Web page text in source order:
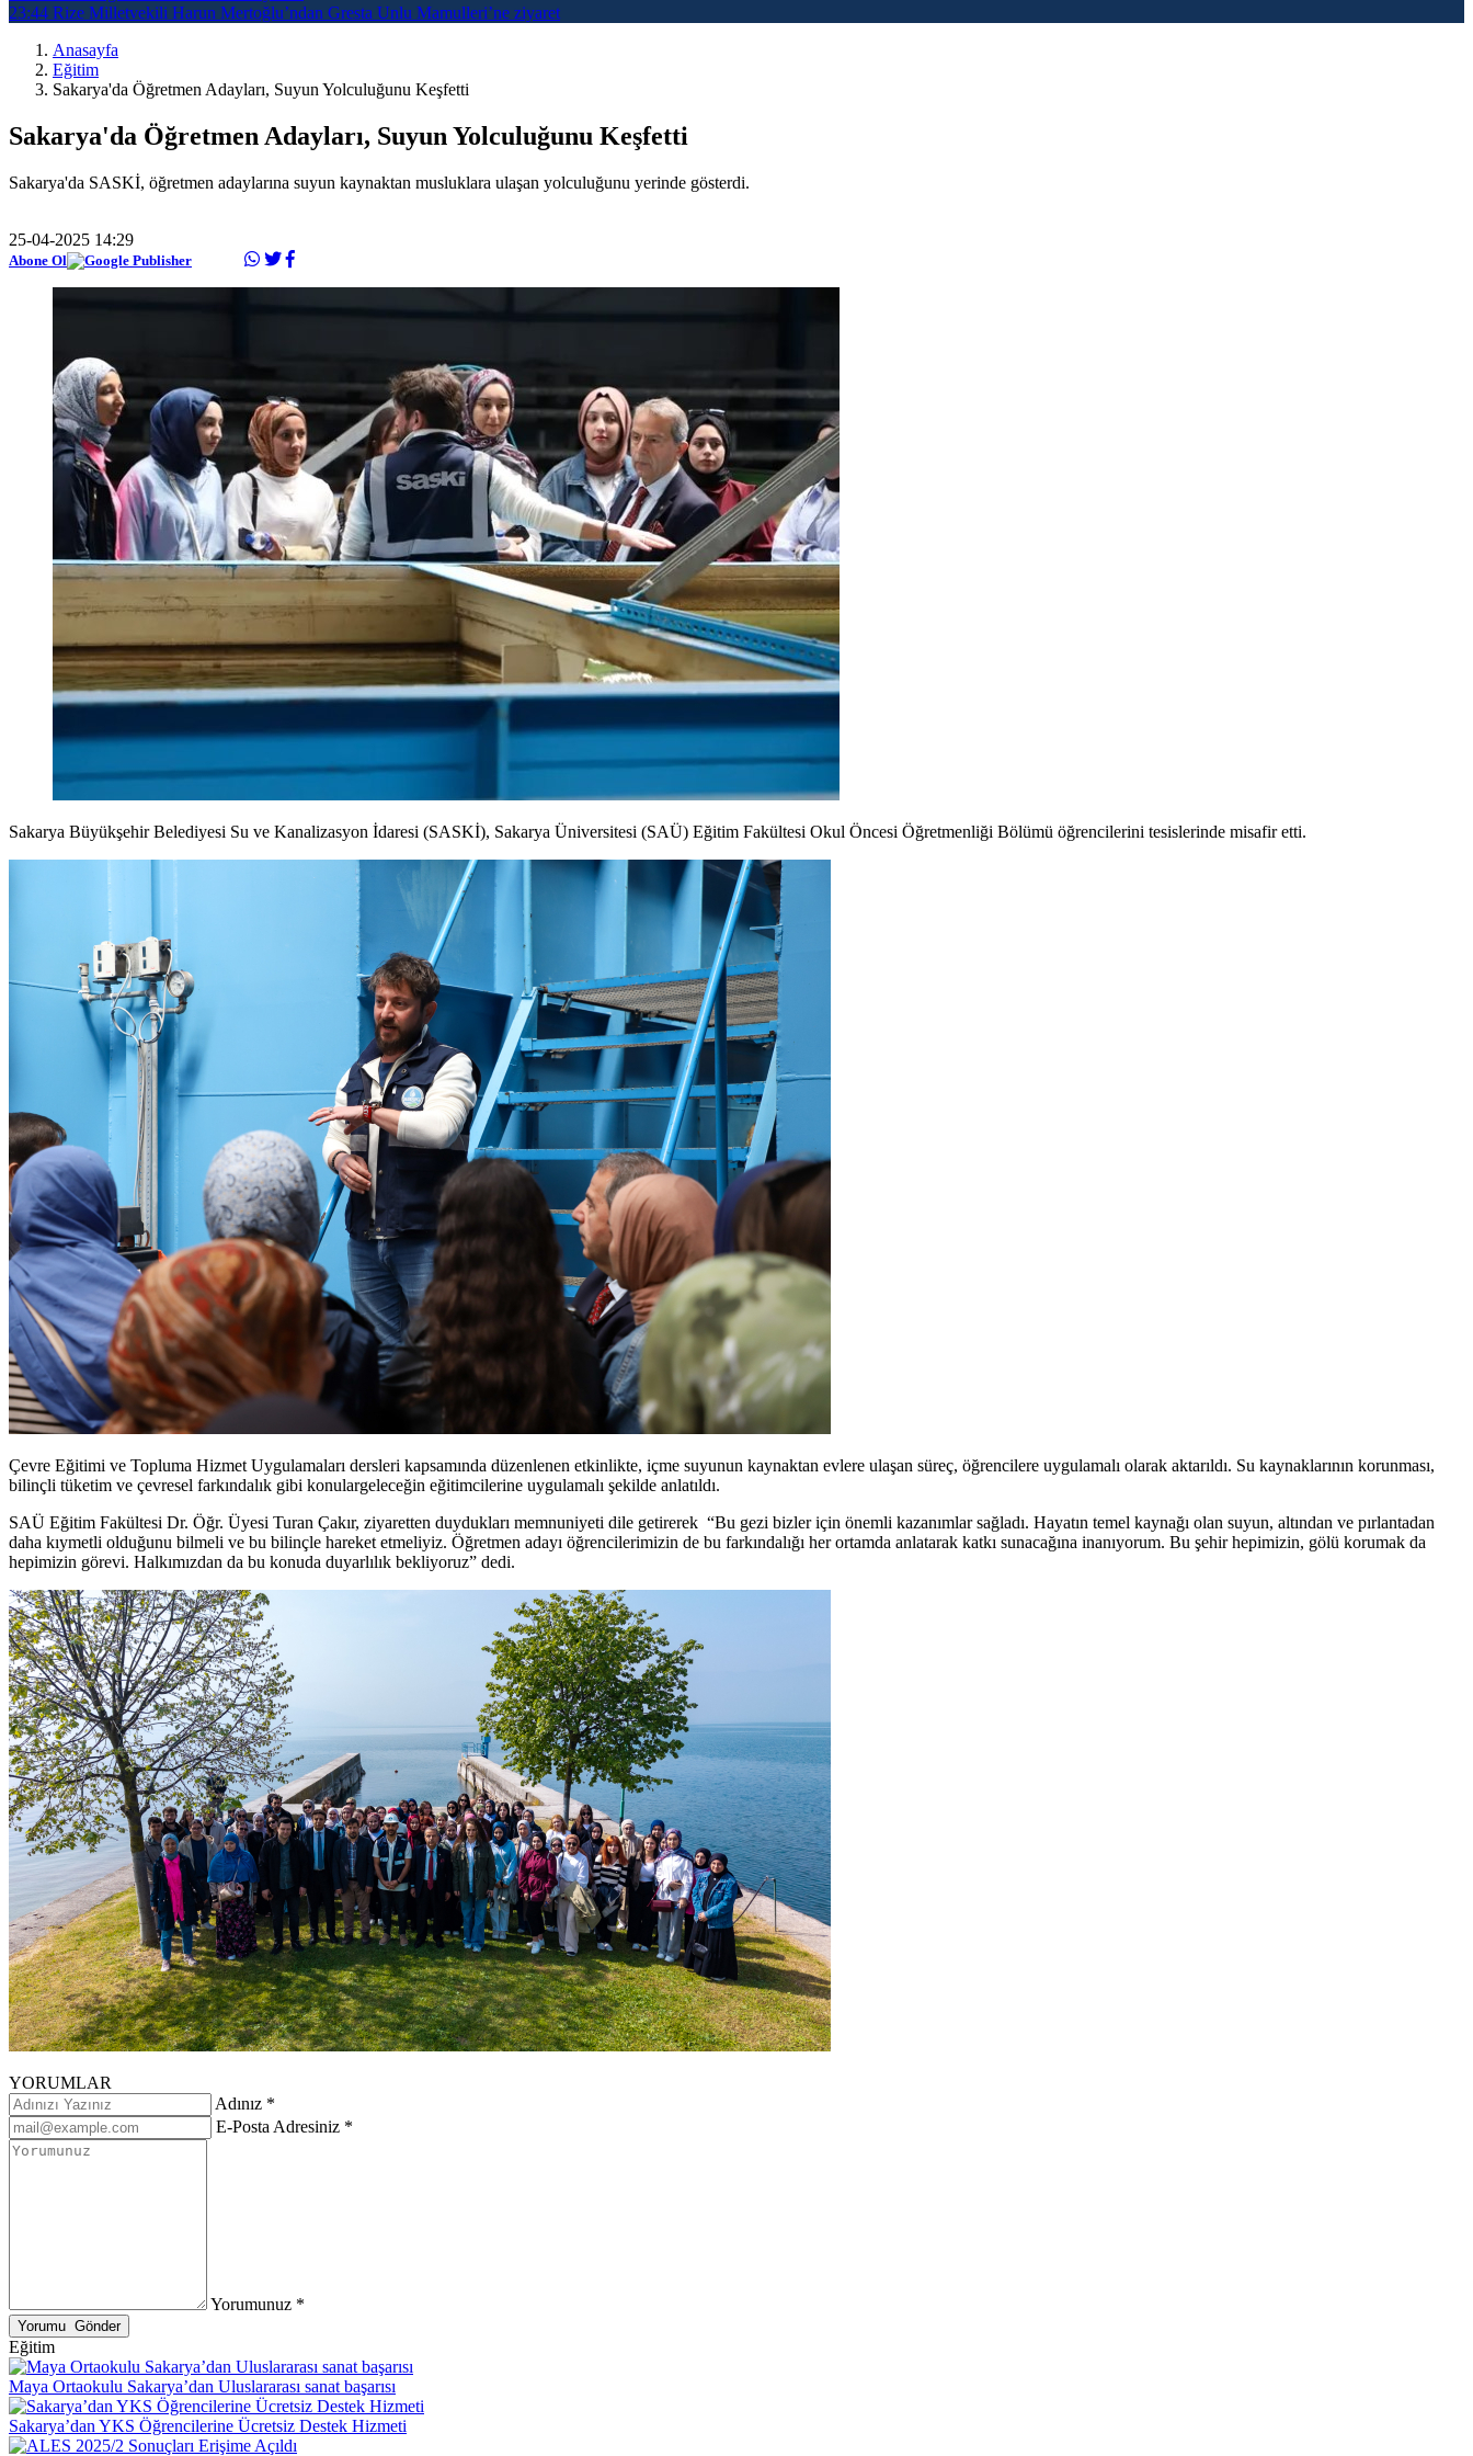
23:44 Rize Milletvekili Harun Mertoğlu’ndan Gresta Unlu Mamulleri’ne ziyaret
Anasayfa
Eğitim
Sakarya'da Öğretmen Adayları, Suyun Yolculuğunu Keşfetti
Sakarya'da Öğretmen Adayları, Suyun Yolculuğunu Keşfetti
Sakarya'da SASKİ, öğretmen adaylarına suyun kaynaktan musluklara ulaşan yolculuğunu yerinde gösterdi.
25-04-2025 14:29
Abone Ol
Sakarya Büyükşehir Belediyesi Su ve Kanalizasyon İdaresi (SASKİ), Sakarya Üniversitesi (SAÜ) Eğitim Fakültesi Okul Öncesi Öğretmenliği Bölümü öğrencilerini tesislerinde misafir etti.
Çevre Eğitimi ve Topluma Hizmet Uygulamaları dersleri kapsamında düzenlenen etkinlikte, içme suyunun kaynaktan evlere ulaşan süreç, öğrencilere uygulamalı olarak aktarıldı. Su kaynaklarının korunması,
bilinçli tüketim ve çevresel farkındalık gibi konulargeleceğin eğitimcilerine uygulamalı şekilde anlatıldı.
SAÜ Eğitim Fakültesi Dr. Öğr. Üyesi Turan Çakır, ziyaretten duydukları memnuniyeti dile getirerek “Bu gezi bizler için önemli kazanımlar sağladı. Hayatın temel kaynağı olan suyun, altından ve pırlantadan
daha kıymetli olduğunu bilmeli ve bu bilinçle hareket etmeliyiz. Öğretmen adayı öğrencilerimizin de bu farkındalığı her ortamda anlatarak katkı sunacağına inanıyorum. Bu şehir hepimizin, gölü korumak da
hepimizin görevi. Halkımızdan da bu konuda duyarlılık bekliyoruz” dedi.
YORUMLAR
Adınız *
E-Posta Adresiniz *
Yorumunuz *
Eğitim
Maya Ortaokulu Sakarya’dan Uluslararası sanat başarısı
Sakarya’dan YKS Öğrencilerine Ücretsiz Destek Hizmeti